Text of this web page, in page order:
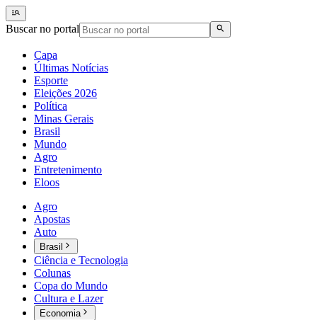
Buscar no portal
Capa
Últimas Notícias
Esporte
Eleições 2026
Política
Minas Gerais
Brasil
Mundo
Agro
Entretenimento
Eloos
Agro
Apostas
Auto
Brasil
Ciência e Tecnologia
Colunas
Copa do Mundo
Cultura e Lazer
Economia